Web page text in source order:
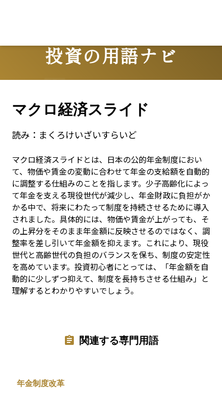
投資の用語ナビ
Terms
マクロ経済スライド
読み： まくろけいざいすらいど
マクロ経済スライドとは、日本の公的年金制度におい
て、物価や賃金の変動に合わせて年金の支給額を自動的
に調整する仕組みのことを指します。少子高齢化によっ
て年金を支える現役世代が減少し、年金財政に負担がか
かる中で、将来にわたって制度を持続させるために導入
されました。具体的には、物価や賃金が上がっても、そ
の上昇分をそのまま年金額に反映させるのではなく、調
整率を差し引いて年金額を抑えます。これにより、現役
世代と高齢世代の負担のバランスを保ち、制度の安定性
を高めています。投資初心者にとっては、「年金額を自
動的に少しずつ抑えて、制度を長持ちさせる仕組み」と
理解するとわかりやすいでしょう。
関連する専門用語
年金制度改革